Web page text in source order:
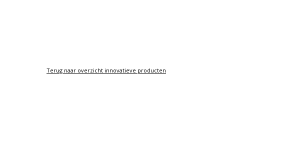
Terug naar overzicht innovatieve producten